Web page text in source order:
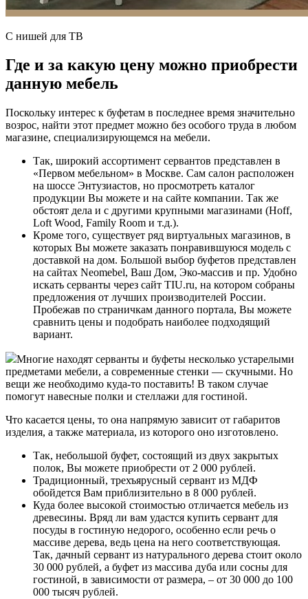
С нишей для ТВ
Где и за какую цену можно приобрести
данную мебель
Поскольку интерес к буфетам в последнее время значительно
возрос, найти этот предмет можно без особого труда в любом
магазине, специализирующемся на мебели.
Так, широкий ассортимент сервантов представлен в
«Первом мебельном» в Москве. Сам салон расположен
на шоссе Энтузиастов, но просмотреть каталог
продукции Вы можете и на сайте компании. Так же
обстоят дела и с другими крупными магазинами (Hoff,
Loft Wood, Family Room и т.д.).
Кроме того, существует ряд виртуальных магазинов, в
которых Вы можете заказать понравившуюся модель с
доставкой на дом. Большой выбор буфетов представлен
на сайтах Neomebel, Ваш Дом, Эко-массив и пр. Удобно
искать серванты через сайт TIU.ru, на котором собраны
предложения от лучших производителей России.
Пробежав по страничкам данного портала, Вы можете
сравнить цены и подобрать наиболее подходящий
вариант.
Многие находят серванты и буфеты несколько устарелыми
предметами мебели, а современные стенки — скучными. Но
вещи же необходимо куда-то поставить! В таком случае
помогут навесные полки и стеллажи для гостиной.
Что касается цены, то она напрямую зависит от габаритов
изделия, а также материала, из которого оно изготовлено.
Так, небольшой буфет, состоящий из двух закрытых
полок, Вы можете приобрести от 2 000 рублей.
Традиционный, трехъярусный сервант из МДФ
обойдется Вам приблизительно в 8 000 рублей.
Куда более высокой стоимостью отличается мебель из
древесины. Вряд ли вам удастся купить сервант для
посуды в гостиную недорого, особенно если речь о
массиве дерева, ведь цена на него соответствующая.
Так, дачный сервант из натурального дерева стоит около
30 000 рублей, а буфет из массива дуба или сосны для
гостиной, в зависимости от размера, – от 30 000 до 100
000 тысяч рублей.